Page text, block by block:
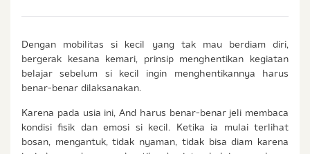
Dengan mobilitas si kecil yang tak mau berdiam diri,
bergerak kesana kemari, prinsip menghentikan kegiatan
belajar sebelum si kecil ingin menghentikannya harus
benar-benar dilaksanakan.
Karena pada usia ini, And harus benar-benar jeli membaca
kondisi fisik dan emosi si kecil. Ketika ia mulai terlihat
bosan, mengantuk, tidak nyaman, tidak bisa diam karena